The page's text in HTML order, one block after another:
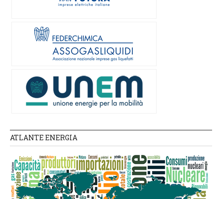
ATLANTE ENERGIA